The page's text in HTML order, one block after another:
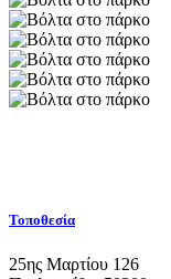
Τοποθεσία
25ης Μαρτίου 126